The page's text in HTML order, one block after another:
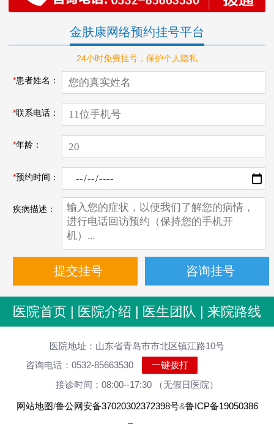
金肤康网络预约挂号平台
24小时免费挂号，保护个人隐私
*患者姓名：
*联系电话：
*年龄：
*预约时间：
疾病描述：
医院首页 | 医院介绍 | 医生团队 | 来院路线
医院地址：山东省青岛市市北区镇江路10号
咨询电话：0532-85663530
一键拨打
接诊时间：08:00--17:30 （无假日医院）
网站地图/鲁公网安备37020302372398号&鲁ICP备19050386